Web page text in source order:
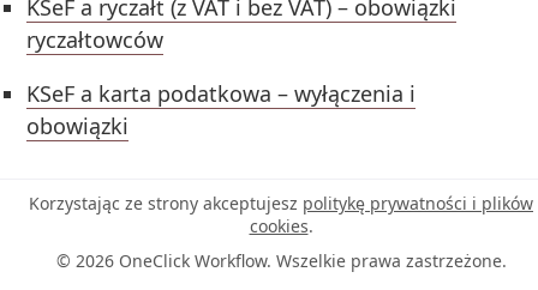
KSeF a ryczałt (z VAT i bez VAT) – obowiązki
ryczałtowców
KSeF a karta podatkowa – wyłączenia i
obowiązki
Korzystając ze strony akceptujesz politykę prywatności i plików
cookies.
© 2026 OneClick Workflow. Wszelkie prawa zastrzeżone.